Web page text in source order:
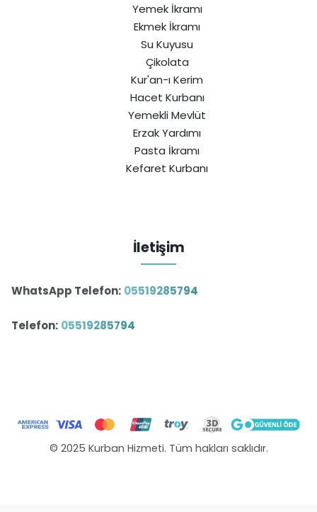
Yemek İkramı
Ekmek İkramı
Su Kuyusu
Çikolata
Kur'an-ı Kerim
Hacet Kurbanı
Yemekli Mevlüt
Erzak Yardımı
Pasta İkramı
Kefaret Kurbanı
İletişim
WhatsApp Telefon: 05519285794
Telefon: 05519285794
© 2025 Kurban Hizmeti. Tüm hakları saklıdır.